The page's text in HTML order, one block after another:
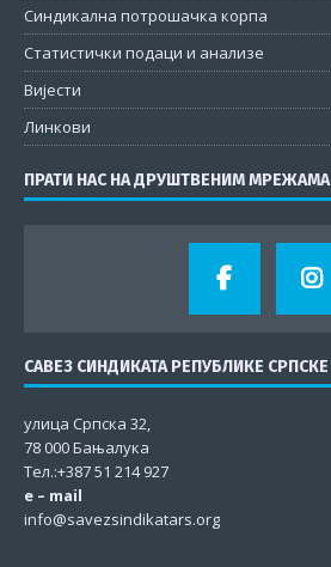
Синдикална потрошачка корпа
Статистички подаци и анализе
Вијести
Линкови
ПРАТИ НАС НА ДРУШТВЕНИМ МРЕЖАМА
САВЕЗ СИНДИКАТА РЕПУБЛИКЕ СРПСКЕ
улица Српска 32,
78 000 Бањалука
Тел.:+387 51 214 927
e – mail
info@savezsindikatars.org